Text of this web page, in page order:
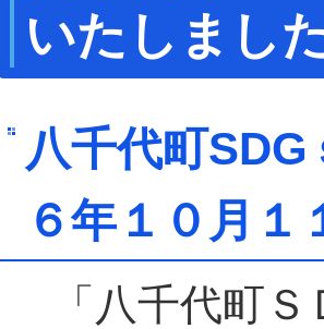
いたしまし
八千代町
６年１０月１
「八千代町Ｓ